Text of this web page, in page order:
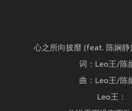
心之所向披靡 (feat. 陈娴
词：Leo王/陈
曲：Leo王/陈
Leo王：